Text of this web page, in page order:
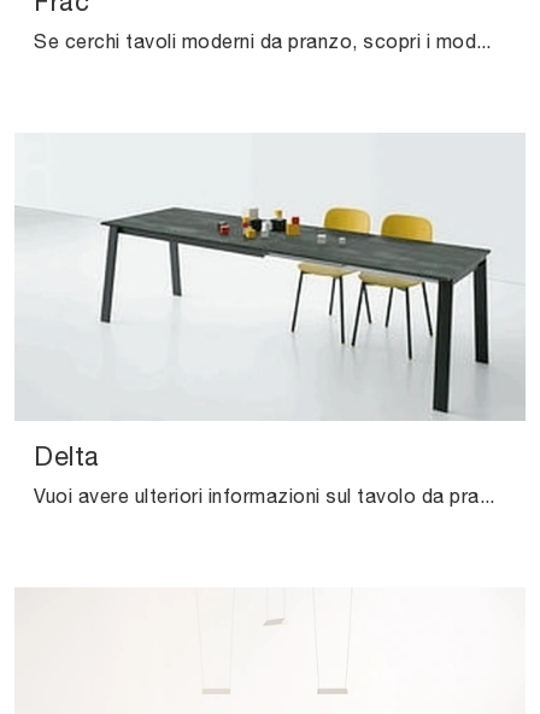
Se cerchi tavoli moderni da pranzo, scopri i modelli allungabili di Connubia: clicca e scopri il modello Frac in ceramica.
Delta
Vuoi avere ulteriori informazioni sul tavolo da pranzo Delta di Pointhouse? Clicca e scopri di più sui modelli allungabili della firma.